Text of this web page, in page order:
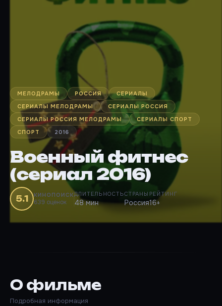
МЕЛОДРАМЫ РОССИЯ
СЕРИАЛЫ
СЕРИАЛЫ МЕЛОДРАМЫ
СЕРИАЛЫ РОССИЯ
СЕРИАЛЫ РОССИЯ МЕЛОДРАМЫ
СЕРИАЛЫ СПОРТ
СПОРТ
2016
Военный фитнес
(сериал 2016)
5.1 КИНОПОИСК
639 оценок
ДЛИТЕЛЬНОСТЬ
48 мин
СТРАНЫ
Россия
РЕЙТИНГ
16+
О фильме
Подробная информация